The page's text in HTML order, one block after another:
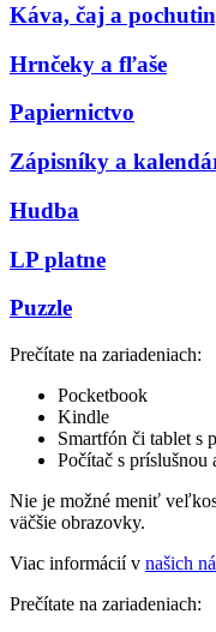
Káva, čaj a
Hrnčeky a fľaše
Papiernictvo
Zápisníky a
Hudba
LP platne
Puzzle
Prečítate na zariadeniach:
Pocketbook
Kindle
Smartfón či tablet s
Počítač s príslušnou
Nie je možné meniť
väčšie obrazovky.
Viac informácií v našich
Prečítate na zariadeniach: